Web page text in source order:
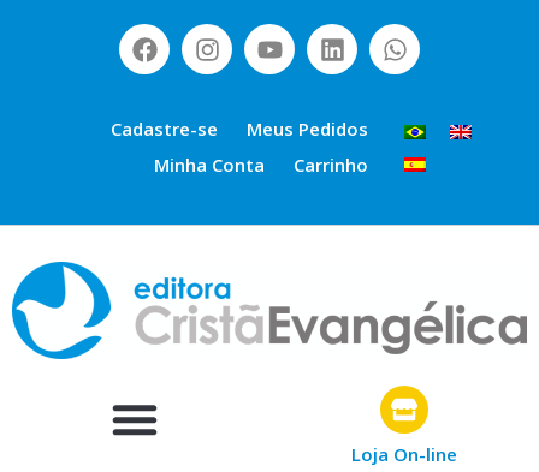
Cadastre-se
Meus Pedidos
Minha Conta
Carrinho
Loja On-line